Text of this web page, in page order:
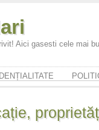
Aici gasesti cele mai